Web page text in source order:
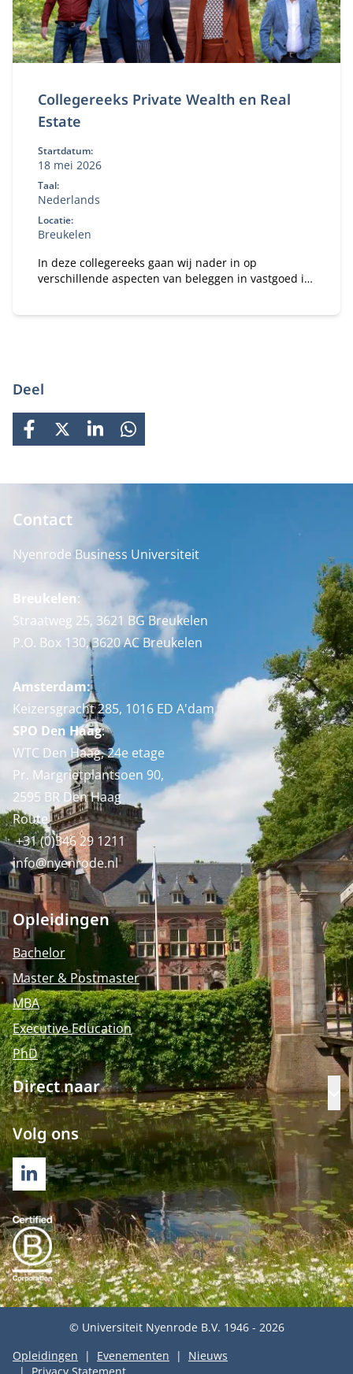
Collegereeks Private Wealth en Real
Estate
Startdatum:
18 mei 2026
Taal:
Nederlands
Locatie:
Breukelen
In deze collegereeks gaan wij nader in op
verschillende aspecten van beleggen in vastgoed in
Deel
FACEBOOK
X LINKEDINWHATSAPP
Contact
Nyenrode Business Universiteit
Breukelen:
Straatweg 25, 3621 BG Breukelen
P.O. Box 130, 3620 AC Breukelen
Amsterdam:
Keizersgracht 285, 1016 ED A'dam
SPO Den Haag:
WTC Den Haag, 24e etage
Pr. Margrietplantsoen 90,
2595 BR Den Haag
Route
+31 (0)346 29 1211
info@nyenrode.nl
Opleidingen
Bachelor
Master & Postmaster
MBA
Executive Education
PhD
Direct naar
Volg ons
LINKEDIN
© Universiteit Nyenrode B.V. 1946 - 2026
Opleidingen
Evenementen
Nieuws